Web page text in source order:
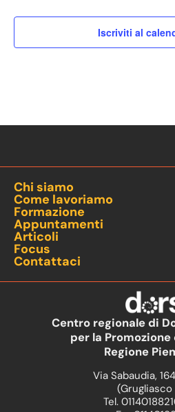
Iscriviti al
Chi siamo
Come lavoriamo
Formazione
Appuntamenti
Articoli
Focus
Contattaci
Centro regionale di
per la Promozione
Regione
Via Sabaudia,
(Grugliasco
Tel.